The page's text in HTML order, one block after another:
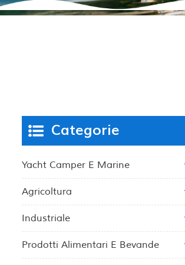
Categorie
Yacht Camper E Marine
Agricoltura
Industriale
Prodotti Alimentari E Bevande